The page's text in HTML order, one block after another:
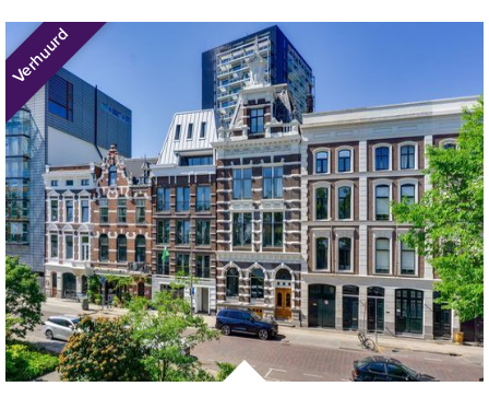
inclusief servicekosten
** Het aantal werkplekken is indicatief, de ruimten worden
opgeleverd exclusief meubilair, inclusief
stoffering en verlichting
Verhuurd